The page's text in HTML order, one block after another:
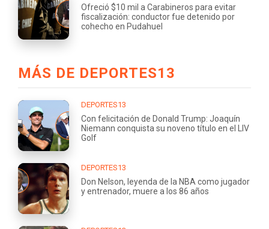
Ofreció $10 mil a Carabineros para evitar
fiscalización: conductor fue detenido por
cohecho en Pudahuel
MÁS DE DEPORTES13
DEPORTES13
Con felicitación de Donald Trump: Joaquín
Niemann conquista su noveno título en el LIV
Golf
DEPORTES13
Don Nelson, leyenda de la NBA como jugador
y entrenador, muere a los 86 años